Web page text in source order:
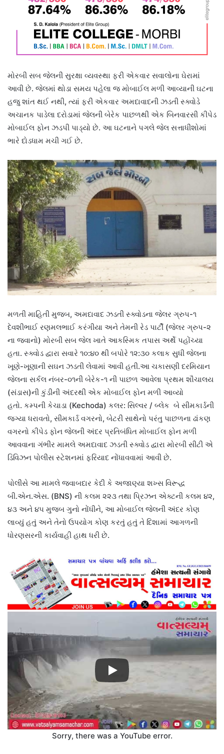
મોરબી સબ જેલની સુરક્ષા વ્યવસ્થા ફરી એકવાર સવાલોના ઘેરામાં
આવી છે. જેલમાં થોડા સમય પહેલા જ મોબાઈલ મળી આવ્યાની ઘટના
હજુ શાંત થઈ નથી, ત્યાં ફરી એકવાર અમદાવાદની ઝડતી સ્ક્વોડે
અચાનક પાડેલા દરોડામાં જેલની બેરેક પાછળથી એક બિનવારસી કીપેડ
મોબાઈલ ફોન ઝડપી પાડ્યો છે. આ ઘટનાને પગલે જેલ સત્તાધીશોમાં
ભારે દોડધામ મચી ગઈ છે.
મળતી માહિતી મુજબ, અમદાવાદ ઝડતી સ્ક્વોડના જેલર ગ્રુપ-૧
દેવશીભાઈ રણમલભાઈ કરંગીયા અને તેમની રેડ પાર્ટી (જેલર ગ્રુપ-૨
ના જવાનો) મોરબી સબ જેલ ખાતે આકસ્મિક તપાસ અર્થે પહોંચ્યા
હતા. સ્ક્વોડ દ્વારા સવારે ૧૦:૪૦ થી બપોરે ૧૨:૩૦ કલાક સુધી જેલના
ખૂણે-ખૂણાની સઘન ઝડતી લેવામાં આવી હતી.આ ચકાસણી દરમિયાન
જેલના સર્કલ નંબર-૦૧ની બેરેક-૧ ની પાછળ આવેલા પ્રથમ શૌચાલય
(સંડાસ)ની કુંડીની અંદરથી એક મોબાઈલ ફોન મળી આવ્યો
હતો. કમ્પની કેચાડા (Kechoda) કલર: સિલ્વર / બ્લેક બે સીમકાર્ડની
જગ્યા ધરાવતો, સીમકાર્ડ વગરનો, બેટરી સાથેનો પરંતુ પાછળના ઢાંકણ
વગરનો કીપેડ ફોન જેલની અંદર પ્રતિબંધિત મોબાઈલ ફોન મળી
આવવાના ગંભીર મામલે અમદાવાદ ઝડતી સ્ક્વોડ દ્વારા મોરબી સીટી એ
ડિવિઝન પોલીસ સ્ટેશનમાં ફરિયાદ નોંધાવવામાં આવી છે.
પોલીસે આ મામલે જવાબદાર કેદી કે અજાણ્યા શખ્સ વિરૂદ્ધ
બી.એન.એસ. (BNS) ની કલમ ૨૨૩ તથા પ્રિઝન એક્ટની કલમ ૪૨,
૪૩ અને ૪૫ મુજબ ગુનો નોંધીને, આ મોબાઈલ જેલની અંદર કોણ
લાવ્યું હતું અને તેનો ઉપયોગ કોણ કરતું હતું તે દિશામાં આગળની
ધોરણસરની કાર્યવાહી હાથ ધરી છે.
Sorry, there was a YouTube error.